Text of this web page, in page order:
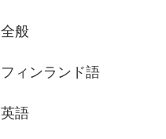
全般
フィンランド語
英語